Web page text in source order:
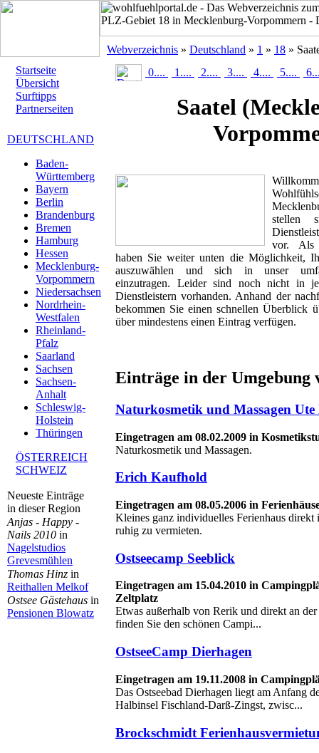
Webverzeichnis » Deutschland » 1 » 18 »
Startseite
Übersicht
Surftipps
Partnerseiten
DEUTSCHLAND
Baden-
Württemberg
Bayern
Berlin
Brandenburg
Bremen
Hamburg
Hessen
Mecklenburg-
Vorpommern
Niedersachsen
Nordrhein-
Westfalen
Rheinland-
Pfalz
Saarland
Sachsen
Sachsen-
Anhalt
Schleswig-
Holstein
Thüringen
ÖSTERREICH
SCHWEIZ
Neueste Einträge
in dieser Region
Anjas - Happy -
Nails 2010 in
Nagelstudios
Grevesmühlen
Thomas Hinz in
Reithallen Melkof
Ostsee Gästehaus in
Pensionen Blowatz
0.... 1.... 2.... 3.... 4.... 5....
Saatel
stellen
vor. Als
haben Sie weiter unten die Möglichkeit,
auszuwählen und sich in unser
einzutragen. Leider sind noch nicht in
Dienstleistern vorhanden. Anhand der
bekommen Sie einen schnellen Überblick
über mindestens einen Eintrag verfügen.
Einträge in der Umgebung
Naturkosmetik und Massagen
Eingetragen am 08.02.2009 in
Naturkosmetik und Massagen.
Erich Kaufhold
Eingetragen am 08.05.2006 in
Kleines ganz individuelles Ferienhaus
ruhig zu vermieten.
Ostseecamp Seeblick
Eingetragen am 15.04.2010 in
Zeltplatz
Etwas außerhalb von Rerik und direkt an der
finden Sie den schönen Campi...
OstseeCamp Dierhagen
Eingetragen am 19.11.2008 in
Das Ostseebad Dierhagen liegt am Anfang
Halbinsel Fischland-Darß-Zingst, zwisc...
Brockschmidt